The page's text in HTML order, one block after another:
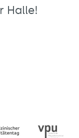
Halle!